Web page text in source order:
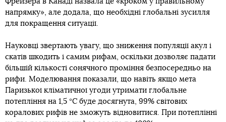
напрямку», але додала, що необхідні глобальні зусилля
для покращення ситуації.
Науковці звертають увагу, що зниження популяції акул і
скатів шкодить і самим рифам, оскільки дозволяє падати
більшій кількості сонячного проміння безпосередньо на
рифи. Моделювання показали, що навіть якщо мета
Паризької кліматичної угоди утримати глобальне
потепління на 1,5 °C буде досягнута, 99% світових
коралових рифів не зможуть відновитися. При потеплінні